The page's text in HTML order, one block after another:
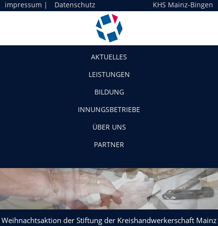
impressum | Datenschutz KHS Mainz-Bingen
AKTUELLES
LEISTUNGEN
BILDUNG
INNUNGSBETRIEBE
ÜBER UNS
PARTNER
Weihnachtsaktion der Stiftung der Kreishandwerkerschaft Mainz